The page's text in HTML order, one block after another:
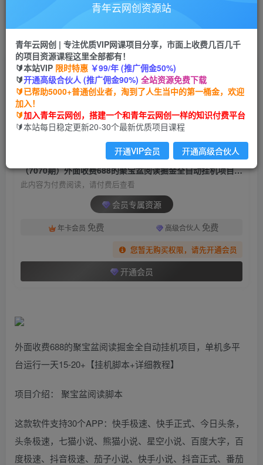
搭建同款网站，自己当老板
首页 创业课程 会员专属 正文
（7070期）外面收费688的聚宝盆阅读掘金全自动
挂机项目，单机多平台运行一天15-20+
青年云网创
2年前发布
关注 私信
（7070期）外面收费688的聚宝盆阅读掘金全自动挂机项目，单机多平台运行一天15-20+
此内容为付费阅读，请付费后查看
会员专属资源
年卡会员 免费 高级合伙人 免费
您暂无购买权限，请先开通会员
开通会员
外面收费688的聚宝盆阅读掘金全自动挂机项目，单机多平
台运行一天15-20+【挂机脚本+详细教程】
项目介绍： 聚宝盆阅读脚本
这款软件支持30个APP：快手极速、快手正式、今日头条，
头条极速，七猫小说、熊猫小说、星空小说、百度大字，百
度极速、抖音极速、茄子小说、快手小说、抖音正式、番茄
青年云网创资源站
青年云网创 | 专注优质VIP网课项目分享，市面上收费几百几千
的项目资源课程这里全部都有！
🔰本站VIP 限时特惠 ￥99/年 (推广佣金50%)
🔰开通高级合伙人 (推广佣金90%) 全站资源免费下载
🔰已帮助5000+普通创业者，淘到了人生当中的第一桶金，欢迎
加入！
🔰加入青年云网创，搭建一个和青年云网创一样的知识付费平台
🔰本站每日稳定更新20-30个最新优质项目课程
开通VIP会员 开通高级合伙人